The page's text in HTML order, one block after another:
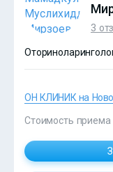
?>
3
ОН КЛИНИК на
Стоимость приема